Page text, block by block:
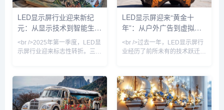
利亚德、洲明科技、艾比森在
2024年半年报中披露，Mini
LED订单同比增长超过300%，
P
复”两大痛点首次在量产层面得
到解决。与此同时，京东方在成
都的Micro LED试验线成功点亮
LED显示屏行业迎来新纪
元：从显示技术到智能生态
的全面跃迁
<br />2025年第一季度，LED显
示屏行业迎来标志性转折。三
尺寸商用显示器的成本拉低至传
统方案的60%。与此同时，Mini
LED背光技术加速向中端市场渗
透，75英寸电视价格首次跌破
LED显示屏迎来“黄金十
年”：从户外广告到虚拟现
实，万亿赛道重构视觉产业
<br />过去一年，LED显示屏行
业经历了前所未有的技术跃迁。
元，年复合增长率保持在12%以
上。其中，Mini LED背光技术
加速渗透至高端电视、笔记本电
脑和车载显示领域，而Micro